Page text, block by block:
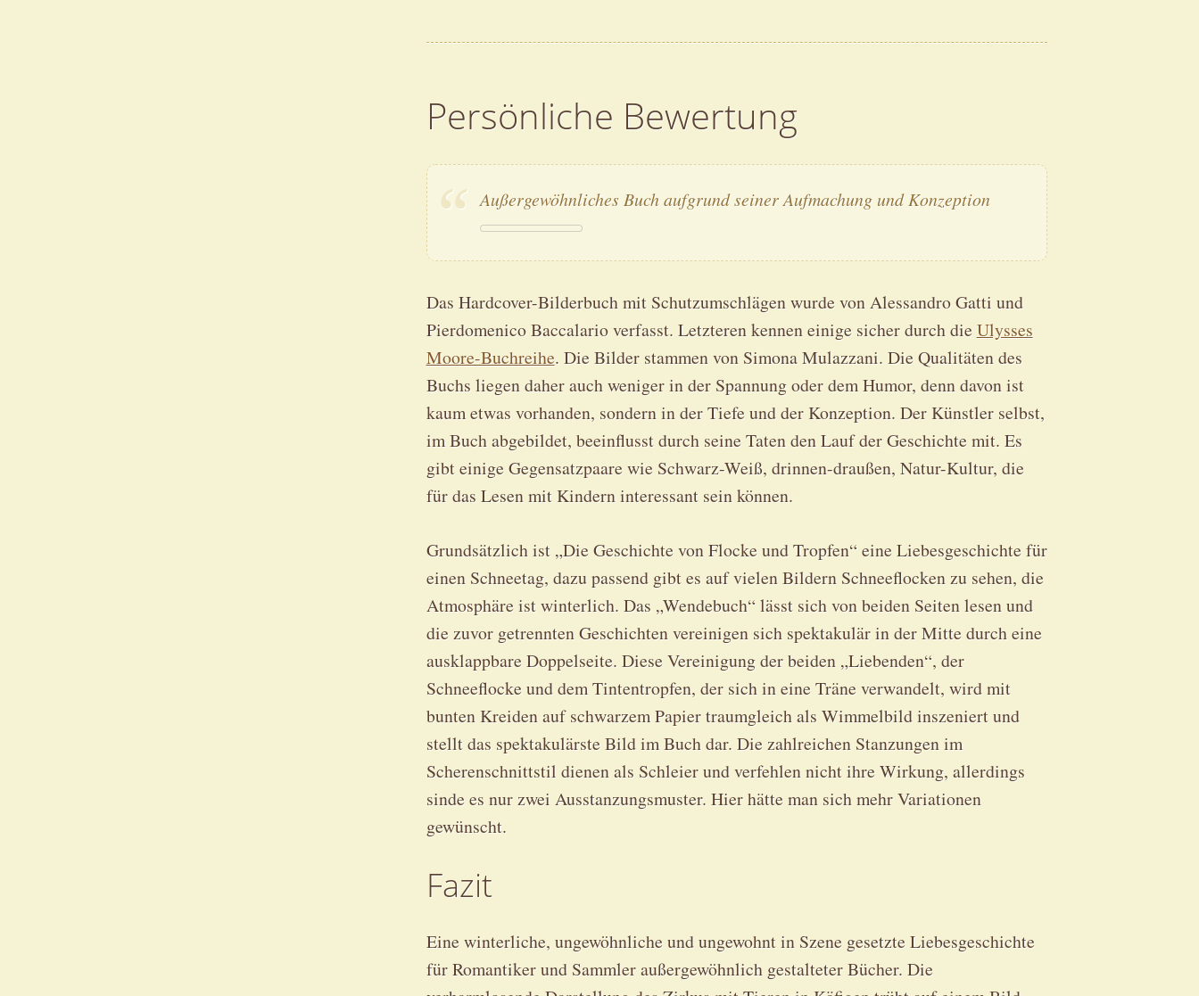
Persönliche Bewertung
Außergewöhnliches Buch aufgrund seiner Aufmachung und Konzeption
Das Hardcover-Bilderbuch mit Schutzumschlägen wurde von Alessandro Gatti und
Pierdomenico Baccalario verfasst. Letzteren kennen einige sicher durch dieUlysses
Moore-Buchreihe. Die Bilder stammen von Simona Mulazzani. Die Qualitäten des
Buchs liegen daher auch weniger in der Spannung oder dem Humor, denn davon ist
kaum etwas vorhanden, sondern in der Tiefe und der Konzeption. Der Künstler selbst,
im Buch abgebildet, beeinflusst durch seine Taten den Lauf der Geschichte mit. Es
gibt einige Gegensatzpaare wie Schwarz-Weiß, drinnen-draußen, Natur-Kultur, die
für das Lesen mit Kindern interessant sein können.
Grundsätzlich ist „Die Geschichte von Flocke und Tropfen“ eine Liebesgeschichte für
einen Schneetag, dazu passend gibt es auf vielen Bildern Schneeflocken zu sehen, die
Atmosphäre ist winterlich. Das „Wendebuch“ lässt sich von beiden Seiten lesen und
die zuvor getrennten Geschichten vereinigen sich spektakulär in der Mitte durch eine
ausklappbare Doppelseite. Diese Vereinigung der beiden „Liebenden“, der
Schneeflocke und dem Tintentropfen, der sich in eine Träne verwandelt, wird mit
bunten Kreiden auf schwarzem Papier traumgleich als Wimmelbild inszeniert und
stellt das spektakulärste Bild im Buch dar. Die zahlreichen Stanzungen im
Scherenschnittstil dienen als Schleier und verfehlen nicht ihre Wirkung, allerdings
sinde es nur zwei Ausstanzungsmuster. Hier hätte man sich mehr Variationen
gewünscht.
Fazit
Eine winterliche, ungewöhnliche und ungewohnt in Szene gesetzte Liebesgeschichte
für Romantiker und Sammler außergewöhnlich gestalteter Bücher. Die